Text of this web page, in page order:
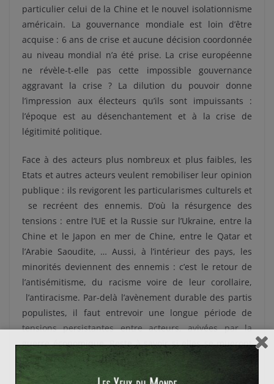
particulier celui de la Chine et le nouvel isolationnisme
américain. La gouvernance mondiale est loin d’être
acquise : 6 ans de crise et aucune décision coordonnée
au niveau mondial n’a été prise. La crise européenne
ne révèle-t-elle pas cette impossible gouvernance
aggravant la crise ? La dilution du pouvoir donne
l’impression aux électeurs qu’ils sont impuissants :
l’époque est au désenchantement et à la crise de
légitimité politique.
Face à des acteurs plus nombreux et plus faibles, les
Etats et autres acteurs veulent remobiliser leur opinion
publique : ils revigorent les particularismes culturels et
se recréent des ennemis. D’où la résurgence des
tensions : entre l’UE et la Russie sur l’Ukraine, entre la
Chine et le Japon en mer de Chine, entre le Qatar et
l’Arabie Saoudite, … Aussi, à l’intérieur des pays, les
minorités deviennent des ennemis : c’est le retour de
l’antisémitisme, du racisme voire de leur corollaire,
l’antiracisme. Par-delà l’avènement durable des partis
populistes, il faut entrevoir une longue période de
tensions persistantes entre acteurs, avivées par la
guerre économique. Reste à savoir si elles se mueront
en guerre.